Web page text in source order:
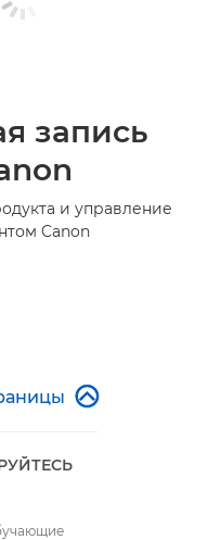
запись
и управление
Canon
